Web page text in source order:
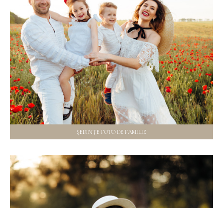
ȘEDINȚE FOTO DE FAMILIE